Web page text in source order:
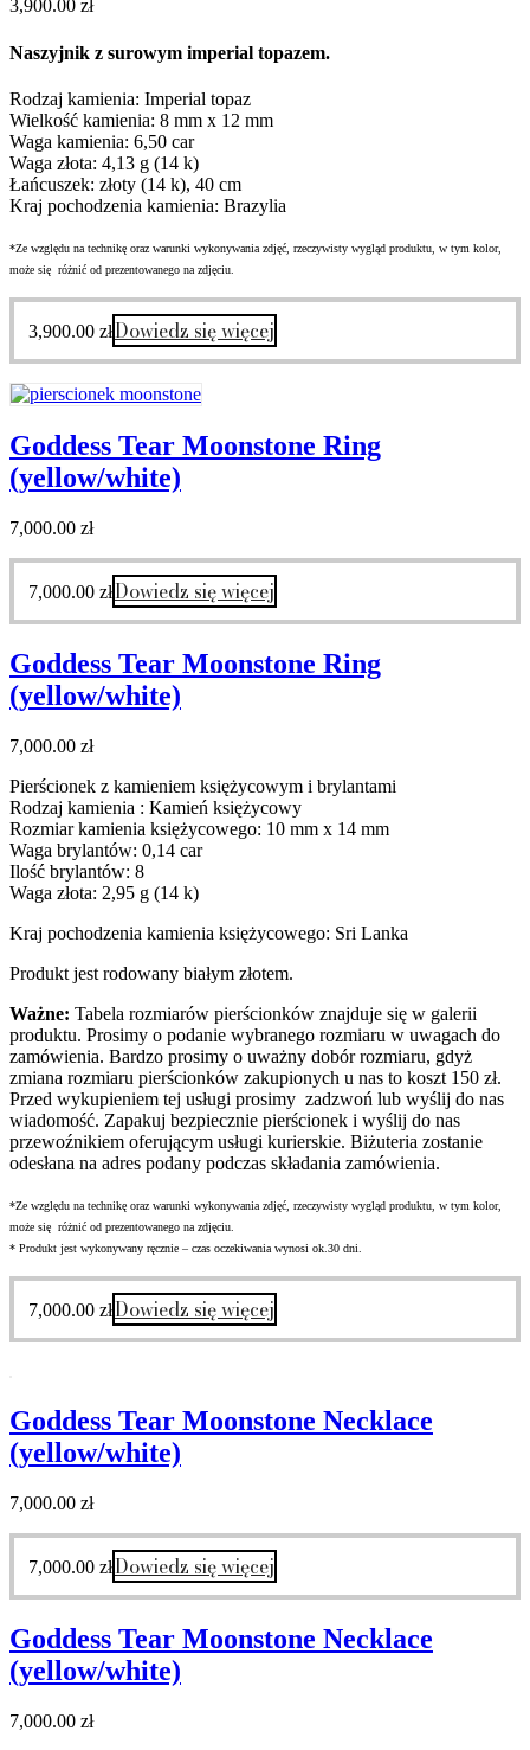
3,900.00 zł
Naszyjnik z surowym imperial topazem.
Rodzaj kamienia: Imperial topaz
Wielkość kamienia: 8 mm x 12 mm
Waga kamienia: 6,50 car
Waga złota: 4,13 g (14 k)
Łańcuszek: złoty (14 k), 40 cm
Kraj pochodzenia kamienia: Brazylia
*Ze względu na technikę oraz warunki wykonywania zdjęć, rzeczywisty wygląd produktu, w tym kolor,
może się różnić od prezentowanego na zdjęciu.
3,900.00 złDowiedz się więcej
Goddess Tear Moonstone Ring
(yellow/white)
7,000.00 zł
7,000.00 złDowiedz się więcej
Goddess Tear Moonstone Ring
(yellow/white)
7,000.00 zł
Pierścionek z kamieniem księżycowym i brylantami
Rodzaj kamienia : Kamień księżycowy
Rozmiar kamienia księżycowego: 10 mm x 14 mm
Waga brylantów: 0,14 car
Ilość brylantów: 8
Waga złota: 2,95 g (14 k)
Kraj pochodzenia kamienia księżycowego: Sri Lanka
Produkt jest rodowany białym złotem.
Ważne: Tabela rozmiarów pierścionków znajduje się w galerii
produktu. Prosimy o podanie wybranego rozmiaru w uwagach do
zamówienia. Bardzo prosimy o uważny dobór rozmiaru, gdyż
zmiana rozmiaru pierścionków zakupionych u nas to koszt 150 zł.
Przed wykupieniem tej usługi prosimy zadzwoń lub wyślij do nas
wiadomość. Zapakuj bezpiecznie pierścionek i wyślij do nas
przewoźnikiem oferującym usługi kurierskie. Biżuteria zostanie
odesłana na adres podany podczas składania zamówienia.
*Ze względu na technikę oraz warunki wykonywania zdjęć, rzeczywisty wygląd produktu, w tym kolor,
może się różnić od prezentowanego na zdjęciu.
* Produkt jest wykonywany ręcznie – czas oczekiwania wynosi ok.30 dni.
7,000.00 złDowiedz się więcej
Goddess Tear Moonstone Necklace
(yellow/white)
7,000.00 zł
7,000.00 złDowiedz się więcej
Goddess Tear Moonstone Necklace
(yellow/white)
7,000.00 zł